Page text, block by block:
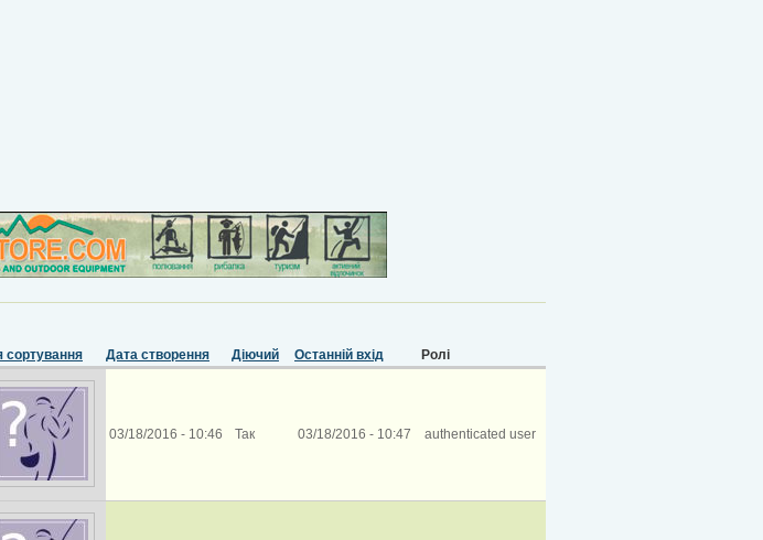
Дата створення Діючий Останній вхід Ролі
03/18/2016 - 10:46 Так 03/18/2016 - 10:47 authenticated user